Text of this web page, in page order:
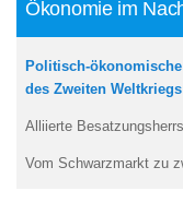
Ökonomie im
Politisch-
des Zweiten Weltkriegs
Alliierte
Vom Schwarzmarkt zu